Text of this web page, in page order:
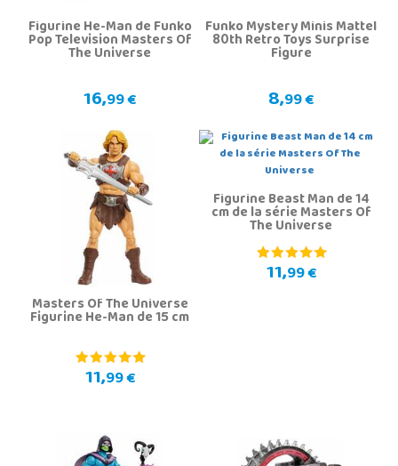
Figurine He-Man de Funko
Pop Television Masters Of
The Universe
16,99 €
Funko Mystery Minis Mattel
80th Retro Toys Surprise
Figure
8,99 €
Masters Of The Universe
Figurine He-Man de 15 cm
11,99 €
Figurine Beast Man de 14
cm de la série Masters Of
The Universe
11,99 €